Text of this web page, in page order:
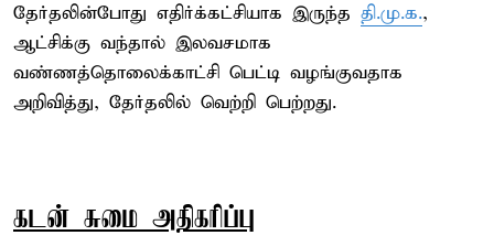
தேர்தலின்போது எதிர்க்கட்சியாக இருந்த தி.மு.க.,
ஆட்சிக்கு வந்தால் இலவசமாக
வண்ணத்தொலைக்காட்சி பெட்டி வழங்குவதாக
அறிவித்து, தேர்தலில் வெற்றி பெற்றது.
கடன் சுமை அதிகரிப்பு